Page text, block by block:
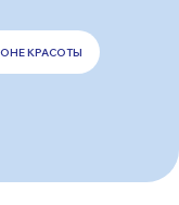
КРАСОТЫ